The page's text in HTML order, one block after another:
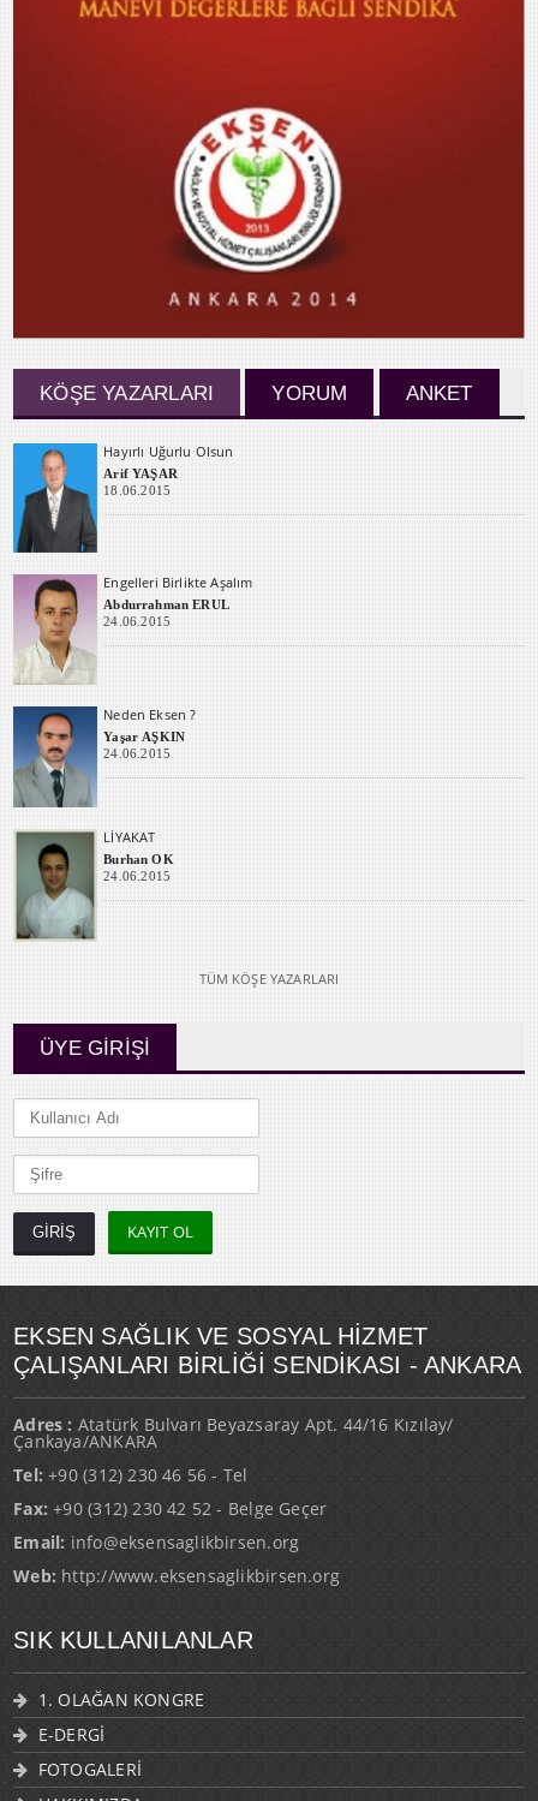
KÖŞE YAZARLARI YORUM ANKET
Hayırlı Uğurlu Olsun
Arif YAŞAR
18.06.2015
Engelleri Birlikte Aşalım
Abdurrahman ERUL
24.06.2015
Neden Eksen ?
Yaşar AŞKIN
24.06.2015
LİYAKAT
Burhan OK
24.06.2015
TÜM KÖŞE YAZARLARI
ÜYE GİRİŞİ
KAYIT OL
EKSEN SAĞLIK VE SOSYAL HİZMET
ÇALIŞANLARI BİRLİĞİ SENDİKASI - ANKARA
Adres : Atatürk Bulvarı Beyazsaray Apt. 44/16 Kızılay/
Çankaya/ANKARA
Tel: +90 (312) 230 46 56 - Tel
Fax: +90 (312) 230 42 52 - Belge Geçer
Email: info@eksensaglikbirsen.org
Web: http://www.eksensaglikbirsen.org
SIK KULLANILANLAR
1. OLAĞAN KONGRE
E-DERGİ
FOTOGALERİ